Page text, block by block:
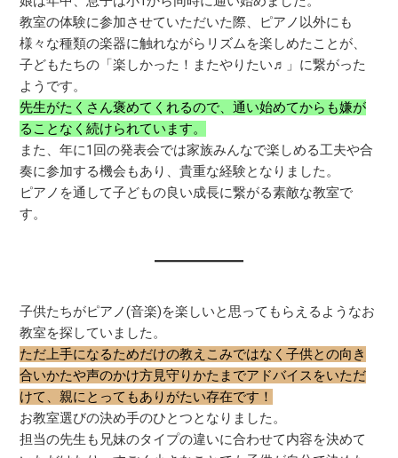
教室の体験に参加させていただいた際、ピアノ以外にも
様々な種類の楽器に触れながらリズムを楽しめたことが、
子どもたちの「楽しかった！またやりたい♬」に繋がった
ようです。
先生がたくさん褒めてくれるので、通い始めてからも嫌が
ることなく続けられています。
また、年に1回の発表会では家族みんなで楽しめる工夫や合
奏に参加する機会もあり、貴重な経験となりました。
ピアノを通して子どもの良い成長に繋がる素敵な教室で
す。
子供たちがピアノ(音楽)を楽しいと思ってもらえるようなお
教室を探していました。
ただ上手になるためだけの教えこみではなく子供との向き
合いかたや声のかけ方見守りかたまでアドバイスをいただ
けて、親にとってもありがたい存在です！
お教室選びの決め手のひとつとなりました。
担当の先生も兄妹のタイプの違いに合わせて内容を決めて